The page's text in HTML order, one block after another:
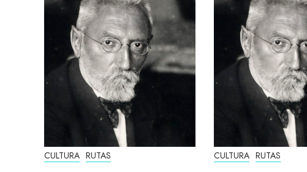
CULTURA RUTAS CULTURA RUTAS